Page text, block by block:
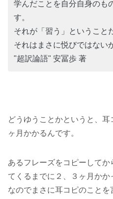
学んだことを自分自身のも
す。
それが「習う」ということ
それはまさに悦びではない
"超訳論語" 安冨歩 著
どうゆうことかというと、
ヶ月かかるんです。
あるフレーズをコピーして
てくるまでに２、３ヶ月かか
なのでまさに耳コピのこと